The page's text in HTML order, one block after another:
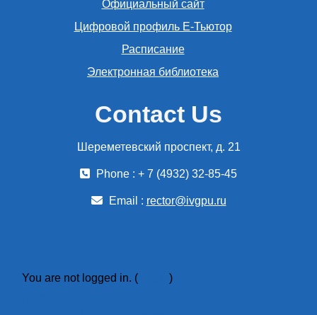
Официальный сайт
Цифровой профиль Е-Тьютор
Расписание
Электронная библиотека
Contact Us
Шереметевский проспект, д. 21
Phone : + 7 (4932) 32-85-45
Email : rector@ivgpu.ru
You are not logged in. (
)